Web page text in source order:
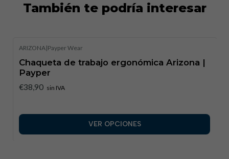
Material: 100% algodón
Referencias normativas
Este producto fue desarrollado con base en estándares de
calidad para ropa de trabajo, enfocándose en la
También te podría interesar
ARIZONA|Payper Wear
Chaqueta de trabajo ergonómica Arizona |
Payper
€38,90 sin IVA
VER OPCIONES